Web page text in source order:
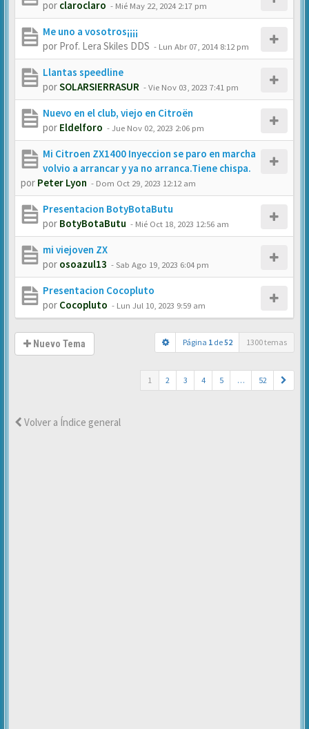
por claroclaro - Mié May 22, 2024 2:17 pm
Me uno a vosotros¡¡¡¡
por Prof. Lera Skiles DDS - Lun Abr 07, 2014 8:12 pm
Llantas speedline
porSOLARSIERRASUR -Vie Nov 03, 2023 7:41 pm
Nuevo en el club, viejo en Citroën
por Eldelforo -Jue Nov 02, 2023 2:06 pm
Mi Citroen ZX1400 Inyeccion se paro en marcha
volvio a arrancar y ya no arranca.Tiene chispa.
por Peter Lyon - Dom Oct 29, 2023 12:12 am
Presentacion BotyBotaButu
por BotyBotaButu - Mié Oct 18, 2023 12:56 am
mi viejoven ZX
por osoazul13 -Sab Ago 19, 2023 6:04 pm
Presentacion Cocopluto
por Cocopluto - Lun Jul 10, 2023 9:59 am
Nuevo Tema Página 1 de52 1300 temas
1 2 3 4 5 … 52
Volver a Índice general